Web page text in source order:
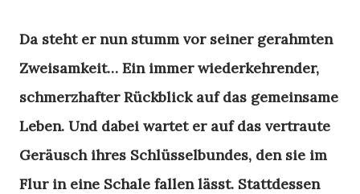
Da steht er nun stumm vor seiner gerahmten
Zweisamkeit… Ein immer wiederkehrender,
schmerzhafter Rückblick auf das gemeinsame
Leben. Und dabei wartet er auf das vertraute
Geräusch ihres Schlüsselbundes, den sie im
Flur in eine Schale fallen lässt. Stattdessen